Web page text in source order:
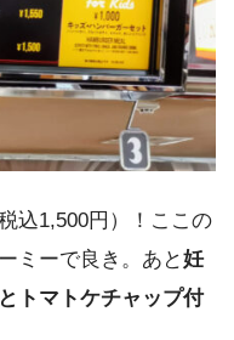
込1,500円）！ここの
ミーで良き。あと妊
トマトケチャップ付